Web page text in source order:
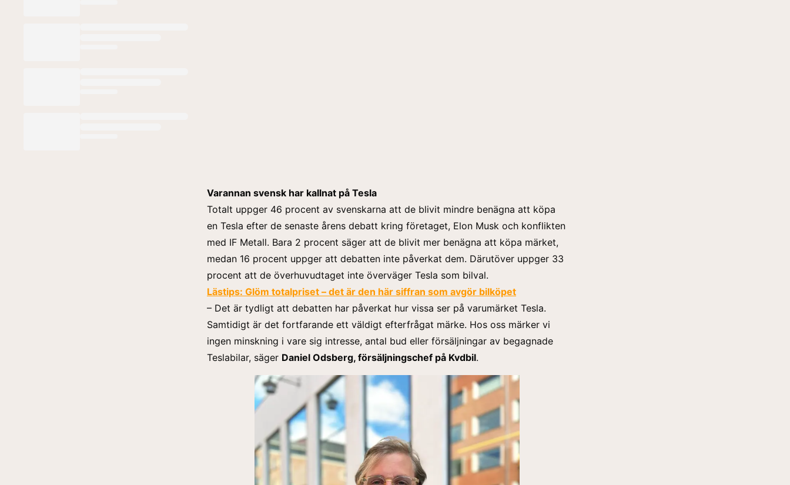
Varannan svensk har kallnat på Tesla
Totalt uppger 46 procent av svenskarna att de blivit mindre benägna att köpa
en Tesla efter de senaste årens debatt kring företaget, Elon Musk och konflikten
med IF Metall. Bara 2 procent säger att de blivit mer benägna att köpa märket,
medan 16 procent uppger att debatten inte påverkat dem. Därutöver uppger 33
procent att de överhuvudtaget inte överväger Tesla som bilval.
Lästips: Glöm totalpriset – det är den här siffran som avgör bilköpet
– Det är tydligt att debatten har påverkat hur vissa ser på varumärket Tesla.
Samtidigt är det fortfarande ett väldigt efterfrågat märke. Hos oss märker vi
ingen minskning i vare sig intresse, antal bud eller försäljningar av begagnade
Teslabilar, säger Daniel Odsberg, försäljningschef på Kvdbil.